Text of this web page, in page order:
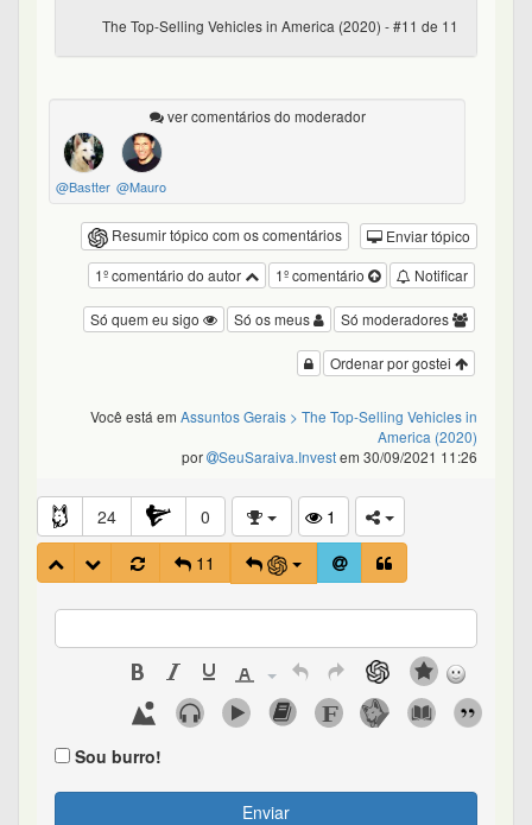
The Top-Selling Vehicles in America (2020) - #11 de 11
ver comentários do moderador
@Bastter @Mauro
Resumir tópico com os comentários
Enviar tópico
Notificar
1º comentário
1º comentário do autor
Só moderadores
Só os meus
Só quem eu sigo
Ordenar por gostei
Você está em Assuntos Gerais > The Top-Selling Vehicles in
America (2020)
por
SeuSaraiva.Investem 30/09/2021 11:26
24 0
1
11
Sou burro!
Enviar